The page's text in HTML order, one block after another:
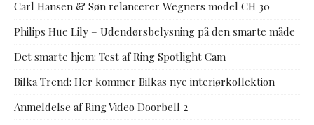
Carl Hansen & Søn relancerer Wegners model CH 30
Philips Hue Lily – Udendørsbelysning på den smarte måde
Det smarte hjem: Test af Ring Spotlight Cam
Bilka Trend: Her kommer Bilkas nye interiørkollektion
Anmeldelse af Ring Video Doorbell 2